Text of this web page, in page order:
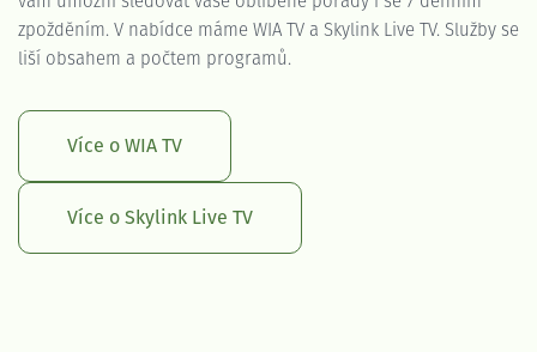
zpožděním. V nabídce máme WIA TV a Skylink Live TV. Služby se
liší obsahem a počtem programů.
Více o WIA TV
Více o Skylink Live TV